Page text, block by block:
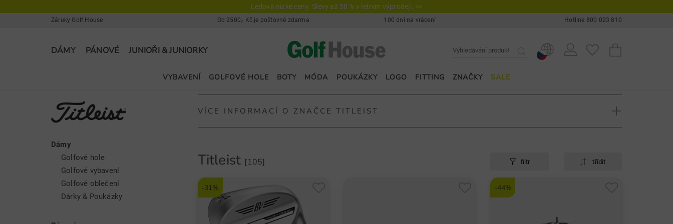
Ledově nízké ceny. Slevy až 50 % v letním výprodeji. >>
Záruky Golf House Od 2500,- Kč je poštovné zdarma 100 dní na vrácení Hotline 800 023 810
DÁMY PÁNOVÉ JUNIOŘI & JUNIORKY
VYBAVENÍ GOLFOVÉ HOLE BOTY MÓDA POUKÁZKY LOGO FITTING ZNAČKY SALE
Dámy
Golfové hole
Golfové vybavení
Golfové oblečení
Dárky & Poukázky
VÍCE INFORMACÍ O ZNAČCE TITLEIST
Titleist je značka, kterou zná každý golfista na celém světě, mladý i starý, hobby golfista i profesionál. Pod touto značkou
se vyrábí a prodává golfové zboží, jako jsou golfové hole, golfové míčky, golfové rukavice, golfové bagy a golfové
příslušenství.
Golfové hole Titleist
Titleist [105] filtr třídit
-31% -44%